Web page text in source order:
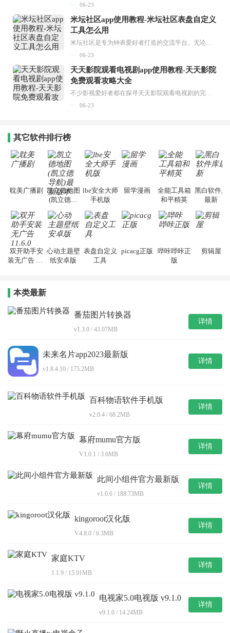
06-23
米坛社区app使用教程-米坛社区表盘自定义
工具怎么用
米坛社区是专为钟表爱好者打造的交流平台。无论你是初涉钟表领域的普通爱好者，还是拥有多年收藏经验的资深玩家，都能在此找到属于自己的天地。 无需注册，就能轻松参与其中。通过专业的讨论论坛与丰富的交互功能，你可与世界各地的钟表爱好者畅快交流。若你钟情于钟表，米坛社区无疑是值得一试的理想之选。在这里，你能获取最新的手表资讯，交流见解，提升鉴赏品味，让每一块手表都成为收藏故事中重要的一部分。感兴趣的朋友，不要错过下载机会。...
06-23
天天影院观看电视剧app使用教程-天天影院
免费观看攻略大全
不少影视爱好者都在探寻天天影院观看电视剧的完整方法，结合最新平台使用规则，本篇新手入门攻略全面讲解观看渠道、检索流程、播放设置以及画面模式调整等实用内容。全文适配手机、电脑等主流设备，步骤简洁易懂，无论是初次使用的新手，还是想要优化观影体验的用户，都能参照内容快速上手，熟练掌握平台各项操作技巧，轻松畅享影视内容。...
06-23
其它软件排行榜
耽美广播剧
凯立德地图
(凯立德导
lbe安全大师
手机版
留学漫画
全能工具箱
和平精英
黑白软件库
最新
双开助手安
装无广告 11.
心动主题壁
纸安卓版
表盘自定义
工具
picacg正版
哔咔哔咔正
版
剪辑屋
本类最新
番茄图片转换器
v1.3.0 / 43.07MB
详情
未来名片app2023最新版
v1.8.4.10 / 175.2MB
详情
百科物语软件手机版
v2.0.4 / 68.2MB
详情
幕府mumu官方版
V1.0.1 / 3.6MB
详情
此间小组件官方最新版
v1.0.6 / 188.73MB
详情
kingoroot汉化版
V4.8.0 / 6.3MB
详情
家庭KTV
1.1.9 / 15.91MB
详情
电视家5.0电视版 v9.1.0
v9.1.0 / 14.24MB
详情